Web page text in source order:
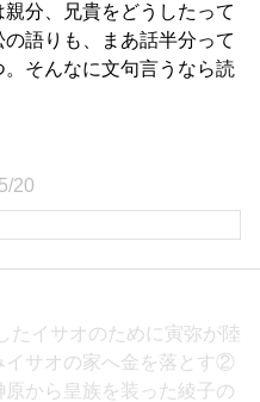
分、兄貴をどうしたって
語りも、まあ話半分って
そんなに文句言うなら読
20
たイサオのために寅弥が陸
イサオの家へ金を落とす②
から皇族を装った綾子の